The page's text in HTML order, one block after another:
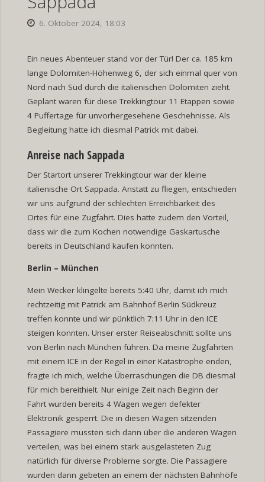
6. Oktober 2024, 18:03
Ein neues Abenteuer stand vor der Tür! Der ca. 185 km
lange Dolomiten-Höhenweg 6, der sich einmal quer von
Nord nach Süd durch die italienischen Dolomiten zieht.
Geplant waren für diese Trekkingtour 11 Etappen sowie
4 Puffertage für unvorhergesehene Geschehnisse. Als
Begleitung hatte ich diesmal Patrick mit dabei.
Anreise nach Sappada
Der Startort unserer Trekkingtour war der kleine
italienische Ort Sappada. Anstatt zu fliegen, entschieden
wir uns aufgrund der schlechten Erreichbarkeit des
Ortes für eine Zugfahrt. Dies hatte zudem den Vorteil,
dass wir die zum Kochen notwendige Gaskartusche
bereits in Deutschland kaufen konnten.
Berlin – München
Mein Wecker klingelte bereits 5:40 Uhr, damit ich mich
rechtzeitig mit Patrick am Bahnhof Berlin Südkreuz
treffen konnte und wir pünktlich 7:11 Uhr in den ICE
steigen konnten. Unser erster Reiseabschnitt sollte uns
von Berlin nach München führen. Da meine Zugfahrten
mit einem ICE in der Regel in einer Katastrophe enden,
fragte ich mich, welche Überraschungen die DB diesmal
für mich bereithielt. Nur einige Zeit nach Beginn der
Fahrt wurden bereits 4 Wagen wegen defekter
Elektronik gesperrt. Die in diesen Wagen sitzenden
Passagiere mussten sich dann über die anderen Wagen
verteilen, was bei einem stark ausgelasteten Zug
natürlich für diverse Probleme sorgte. Die Passagiere
wurden dann gebeten an einem der nächsten Bahnhöfe